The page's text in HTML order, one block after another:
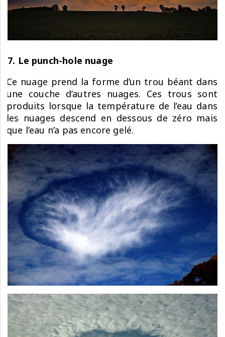
7. Le punch-hole nuage
Ce nuage prend la forme d’un trou béant dans
une couche d’autres nuages. Ces trous sont
produits lorsque la température de l’eau dans
les nuages descend en dessous de zéro mais
que l’eau n’a pas encore gelé.